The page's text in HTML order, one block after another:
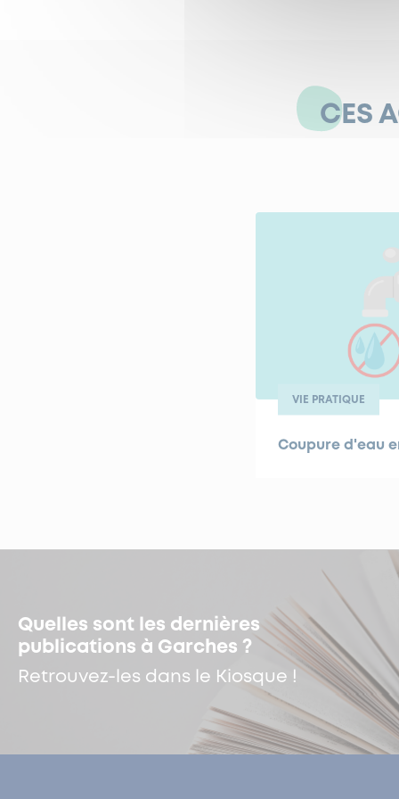
CES
VIE PRATIQUE
Coupure d'eau
Quelles sont les dernières
publications à Garches ?
Retrouvez-les dans le Kiosque !